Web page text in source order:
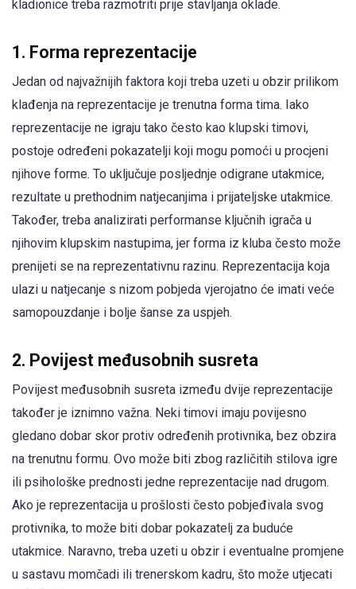
kladionice treba razmotriti prije stavljanja oklade.
1. Forma reprezentacije
Jedan od najvažnijih faktora koji treba uzeti u obzir prilikom
klađenja na reprezentacije je trenutna forma tima. Iako
reprezentacije ne igraju tako često kao klupski timovi,
postoje određeni pokazatelji koji mogu pomoći u procjeni
njihove forme. To uključuje posljednje odigrane utakmice,
rezultate u prethodnim natjecanjima i prijateljske utakmice.
Također, treba analizirati performanse ključnih igrača u
njihovim klupskim nastupima, jer forma iz kluba često može
prenijeti se na reprezentativnu razinu. Reprezentacija koja
ulazi u natjecanje s nizom pobjeda vjerojatno će imati veće
samopouzdanje i bolje šanse za uspjeh.
2. Povijest međusobnih susreta
Povijest međusobnih susreta između dvije reprezentacije
također je iznimno važna. Neki timovi imaju povijesno
gledano dobar skor protiv određenih protivnika, bez obzira
na trenutnu formu. Ovo može biti zbog različitih stilova igre
ili psihološke prednosti jedne reprezentacije nad drugom.
Ako je reprezentacija u prošlosti često pobjeđivala svog
protivnika, to može biti dobar pokazatelj za buduće
utakmice. Naravno, treba uzeti u obzir i eventualne promjene
u sastavu momčadi ili trenerskom kadru, što može utjecati